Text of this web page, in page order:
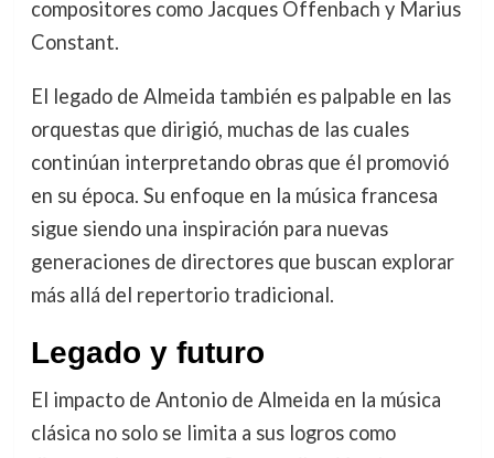
compositores como Jacques Offenbach y Marius
Constant.
El legado de Almeida también es palpable en las
orquestas que dirigió, muchas de las cuales
continúan interpretando obras que él promovió
en su época. Su enfoque en la música francesa
sigue siendo una inspiración para nuevas
generaciones de directores que buscan explorar
más allá del repertorio tradicional.
Legado y futuro
El impacto de Antonio de Almeida en la música
clásica no solo se limita a sus logros como